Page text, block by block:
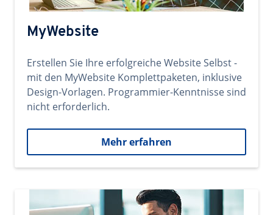
MyWebsite
Erstellen Sie Ihre erfolgreiche Website Selbst -
mit den MyWebsite Komplettpaketen, inklusive
Design-Vorlagen. Programmier-Kenntnisse sind
nicht erforderlich.
Mehr erfahren